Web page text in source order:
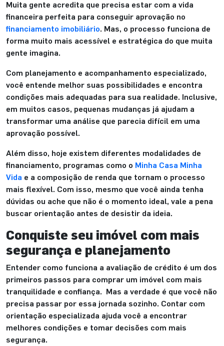
Muita gente acredita que precisa estar com a vida
financeira perfeita para conseguir aprovação no
financiamento imobiliário. Mas, o processo funciona de
forma muito mais acessível e estratégica do que muita
gente imagina.
Com planejamento e acompanhamento especializado,
você entende melhor suas possibilidades e encontra
condições mais adequadas para sua realidade. Inclusive,
em muitos casos, pequenas mudanças já ajudam a
transformar uma análise que parecia difícil em uma
aprovação possível.
Além disso, hoje existem diferentes modalidades de
financiamento, programas como o Minha Casa Minha
Vida e a composição de renda que tornam o processo
mais flexível. Com isso, mesmo que você ainda tenha
dúvidas ou ache que não é o momento ideal, vale a pena
buscar orientação antes de desistir da ideia.
Conquiste seu imóvel com mais
segurança e planejamento
Entender como funciona a avaliação de crédito é um dos
primeiros passos para comprar um imóvel com mais
tranquilidade e confiança. Mas a verdade é que você não
precisa passar por essa jornada sozinho. Contar com
orientação especializada ajuda você a encontrar
melhores condições e tomar decisões com mais
segurança.